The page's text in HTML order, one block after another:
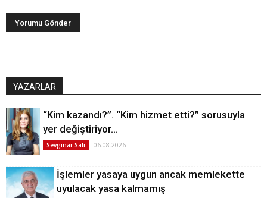
YAZARLAR
“Kim kazandı?”. “Kim hizmet etti?” sorusuyla
yer değiştiriyor…
Sevginar Sali 06.08.2026
İşlemler yasaya uygun ancak memlekette
uyulacak yasa kalmamış